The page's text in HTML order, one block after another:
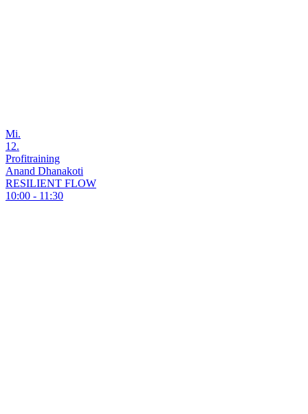
Mi.
12.
Profitraining
Anand Dhanakoti
RESILIENT FLOW
10:00 - 11:30